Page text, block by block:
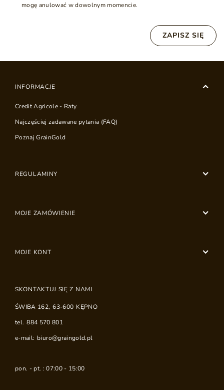
mogę anulować w dowolnym momencie.
ZAPISZ SIĘ
INFORMACJE
Credit Agricole - Raty
Najczęściej zadawane pytania (FAQ)
Poznaj GrainGold
REGULAMINY
MOJE ZAMÓWIENIE
MOJE KONT
SKONTAKTUJ SIĘ Z NAMI
ŚWIBA 162, 63-600 KĘPNO
tel. 884 570 801
e-mail: biuro@graingold.pl
pon. - pt. : 07:00 - 15:00